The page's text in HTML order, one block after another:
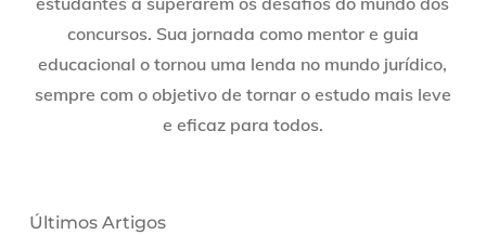
concursos. Sua jornada como mentor e guia
educacional o tornou uma lenda no mundo jurídico,
sempre com o objetivo de tornar o estudo mais leve
e eficaz para todos.
Últimos Artigos